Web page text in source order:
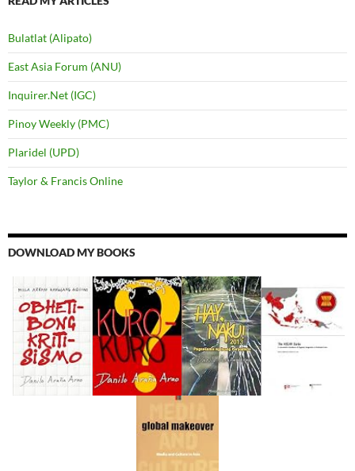
Bulatlat (Alipato)
East Asia Forum (ANU)
Inquirer.Net (IGC)
Pinoy Weekly (PMC)
Plaridel (UPD)
Taylor & Francis Online
DOWNLOAD MY BOOKS